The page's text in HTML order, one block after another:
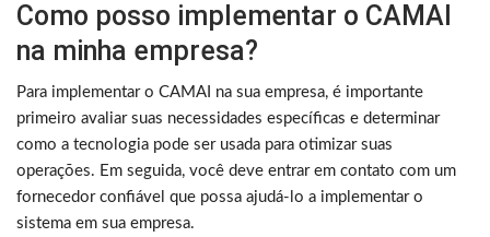
Como posso implementar o CAMAI
na minha empresa?
Para implementar o CAMAI na sua empresa, é importante
primeiro avaliar suas necessidades específicas e determinar
como a tecnologia pode ser usada para otimizar suas
operações. Em seguida, você deve entrar em contato com um
fornecedor confiável que possa ajudá-lo a implementar o
sistema em sua empresa.